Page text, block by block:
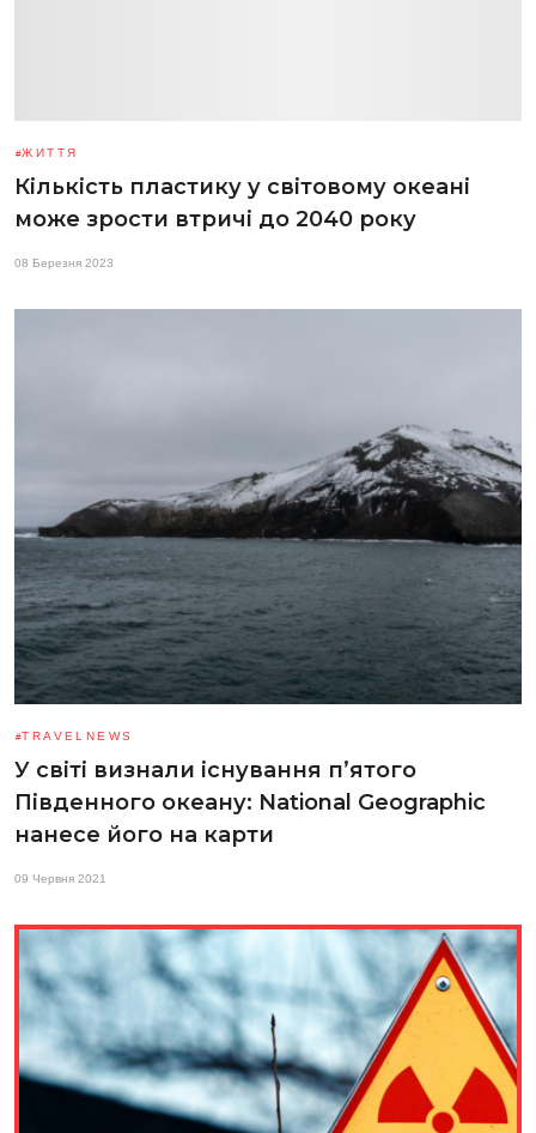
ЖИТТЯ
Кількість пластику у світовому океані
може зрости втричі до 2040 року
08 Березня 2023
TRAVELNEWS
У світі визнали існування п’ятого
Південного океану: National Geographic
нанесе його на карти
09 Червня 2021